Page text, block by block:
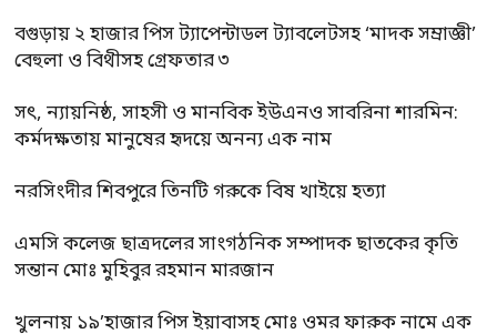
বগুড়ায় ২ হাজার পিস ট্যাপেন্টাডল ট্যাবলেটসহ ‘মাদক সম্রাজ্ঞী’
বেহুলা ও বিথীসহ গ্রেফতার ৩
সৎ, ন্যায়নিষ্ঠ, সাহসী ও মানবিক ইউএনও সাবরিনা শারমিন:
কর্মদক্ষতায় মানুষের হৃদয়ে অনন্য এক নাম
নরসিংদীর শিবপুরে তিনটি গরুকে বিষ খাইয়ে হত্যা
এমসি কলেজ ছাত্রদলের সাংগঠনিক সম্পাদক ছাতকের কৃতি
সন্তান মোঃ মুহিবুর রহমান মারজান
খুলনায় ১৯’হাজার পিস ইয়াবাসহ মোঃ ওমর ফারুক নামে এক